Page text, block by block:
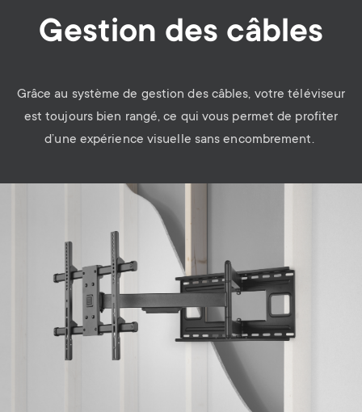
Gestion des câbles
Grâce au système de gestion des câbles, votre téléviseur
est toujours bien rangé, ce qui vous permet de profiter
d’une expérience visuelle sans encombrement.